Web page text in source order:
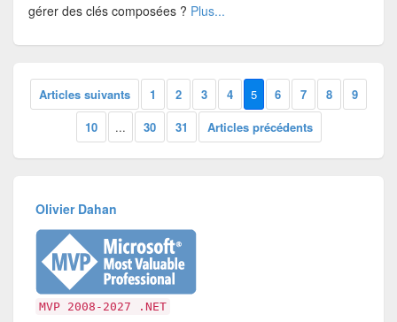
gérer des clés composées ? Plus...
Articles suivants 1 2 3 4 5 6 7 8
9
10
... 30 31 Articles précédents
Olivier Dahan
MVP 2008-2027 .NET